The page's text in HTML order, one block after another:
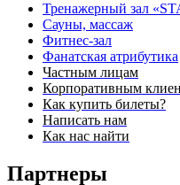
Тренажерный зал
Сауны, массаж
Фитнес-зал
Фанатская атрибутика
Частным лицам
Корпоративным
Как купить билеты?
Написать нам
Как нас найти
Партнеры